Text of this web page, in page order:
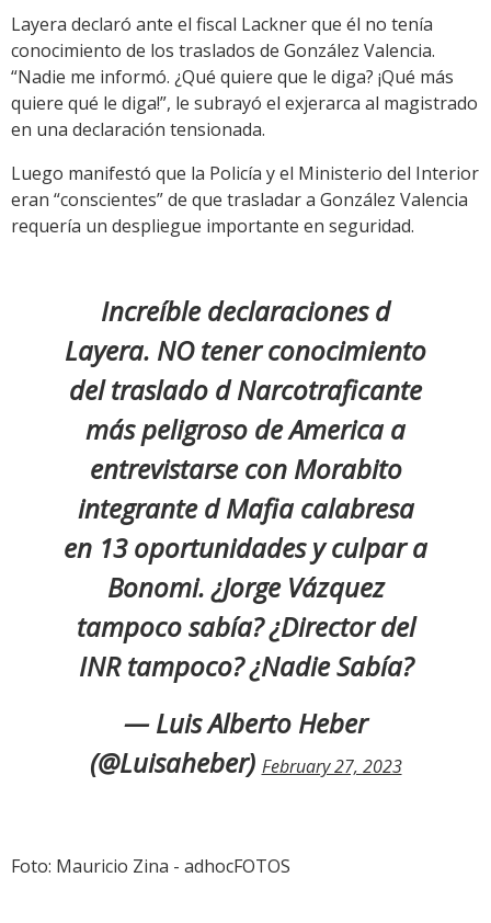
Layera declaró ante el fiscal Lackner que él no tenía
conocimiento de los traslados de González Valencia.
“Nadie me informó. ¿Qué quiere que le diga? ¡Qué más
quiere qué le diga!”, le subrayó el exjerarca al magistrado
en una declaración tensionada.
Luego manifestó que la Policía y el Ministerio del Interior
eran “conscientes” de que trasladar a González Valencia
requería un despliegue importante en seguridad.
Increíble declaraciones d
Layera. NO tener conocimiento
del traslado d Narcotraficante
más peligroso de America a
entrevistarse con Morabito
integrante d Mafia calabresa
en 13 oportunidades y culpar a
Bonomi. ¿Jorge Vázquez
tampoco sabía? ¿Director del
INR tampoco? ¿Nadie Sabía?
— Luis Alberto Heber
(@Luisaheber) February 27, 2023
Foto: Mauricio Zina - adhocFOTOS